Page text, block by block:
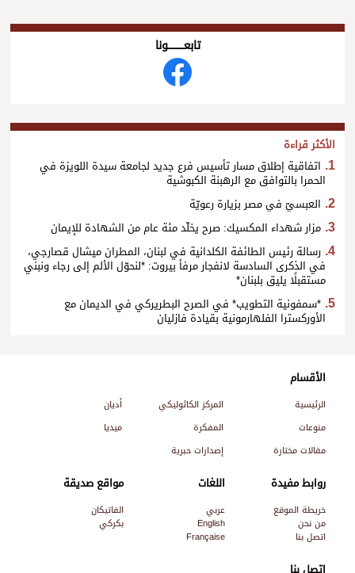
تابعــــــــــونا
الأكثر قراءة
اتفاقية إطلاق مسار تأسيس فرع جديد لجامعة سيدة اللويزة في
الحمرا بالتوافق مع الرهبنة الكبوشية
العبسيّ في مصر بزيارة رعويّة
مزار شهداء المكسيك: صرح يخلّد مئة عام من الشهادة للإيمان
رسالة رئيس الطائفة الكلدانية في لبنان، المطران ميشال قصارجي،
في الذكرى السادسة لانفجار مرفأ بيروت: *لنحوّل الألم إلى رجاء ونبني
مستقبلًا يليق بلبنان*
*سمفونية التطويب* في الصرح البطريركي في الديمان مع
الأوركسترا الفلهارمونية بقيادة فازليان
الأقسام
الرئيسية المركز الكاثوليكي
أديان
منوعات
المفكرة
ميديا
مقالات مختارة
إصدارات حبرية
روابط مفيدة
خريطة الموقع
من نحن
اتصل بنا
اللغات
عربي
English
Française
مواقع صديقة
الفاتيكان
بكركي